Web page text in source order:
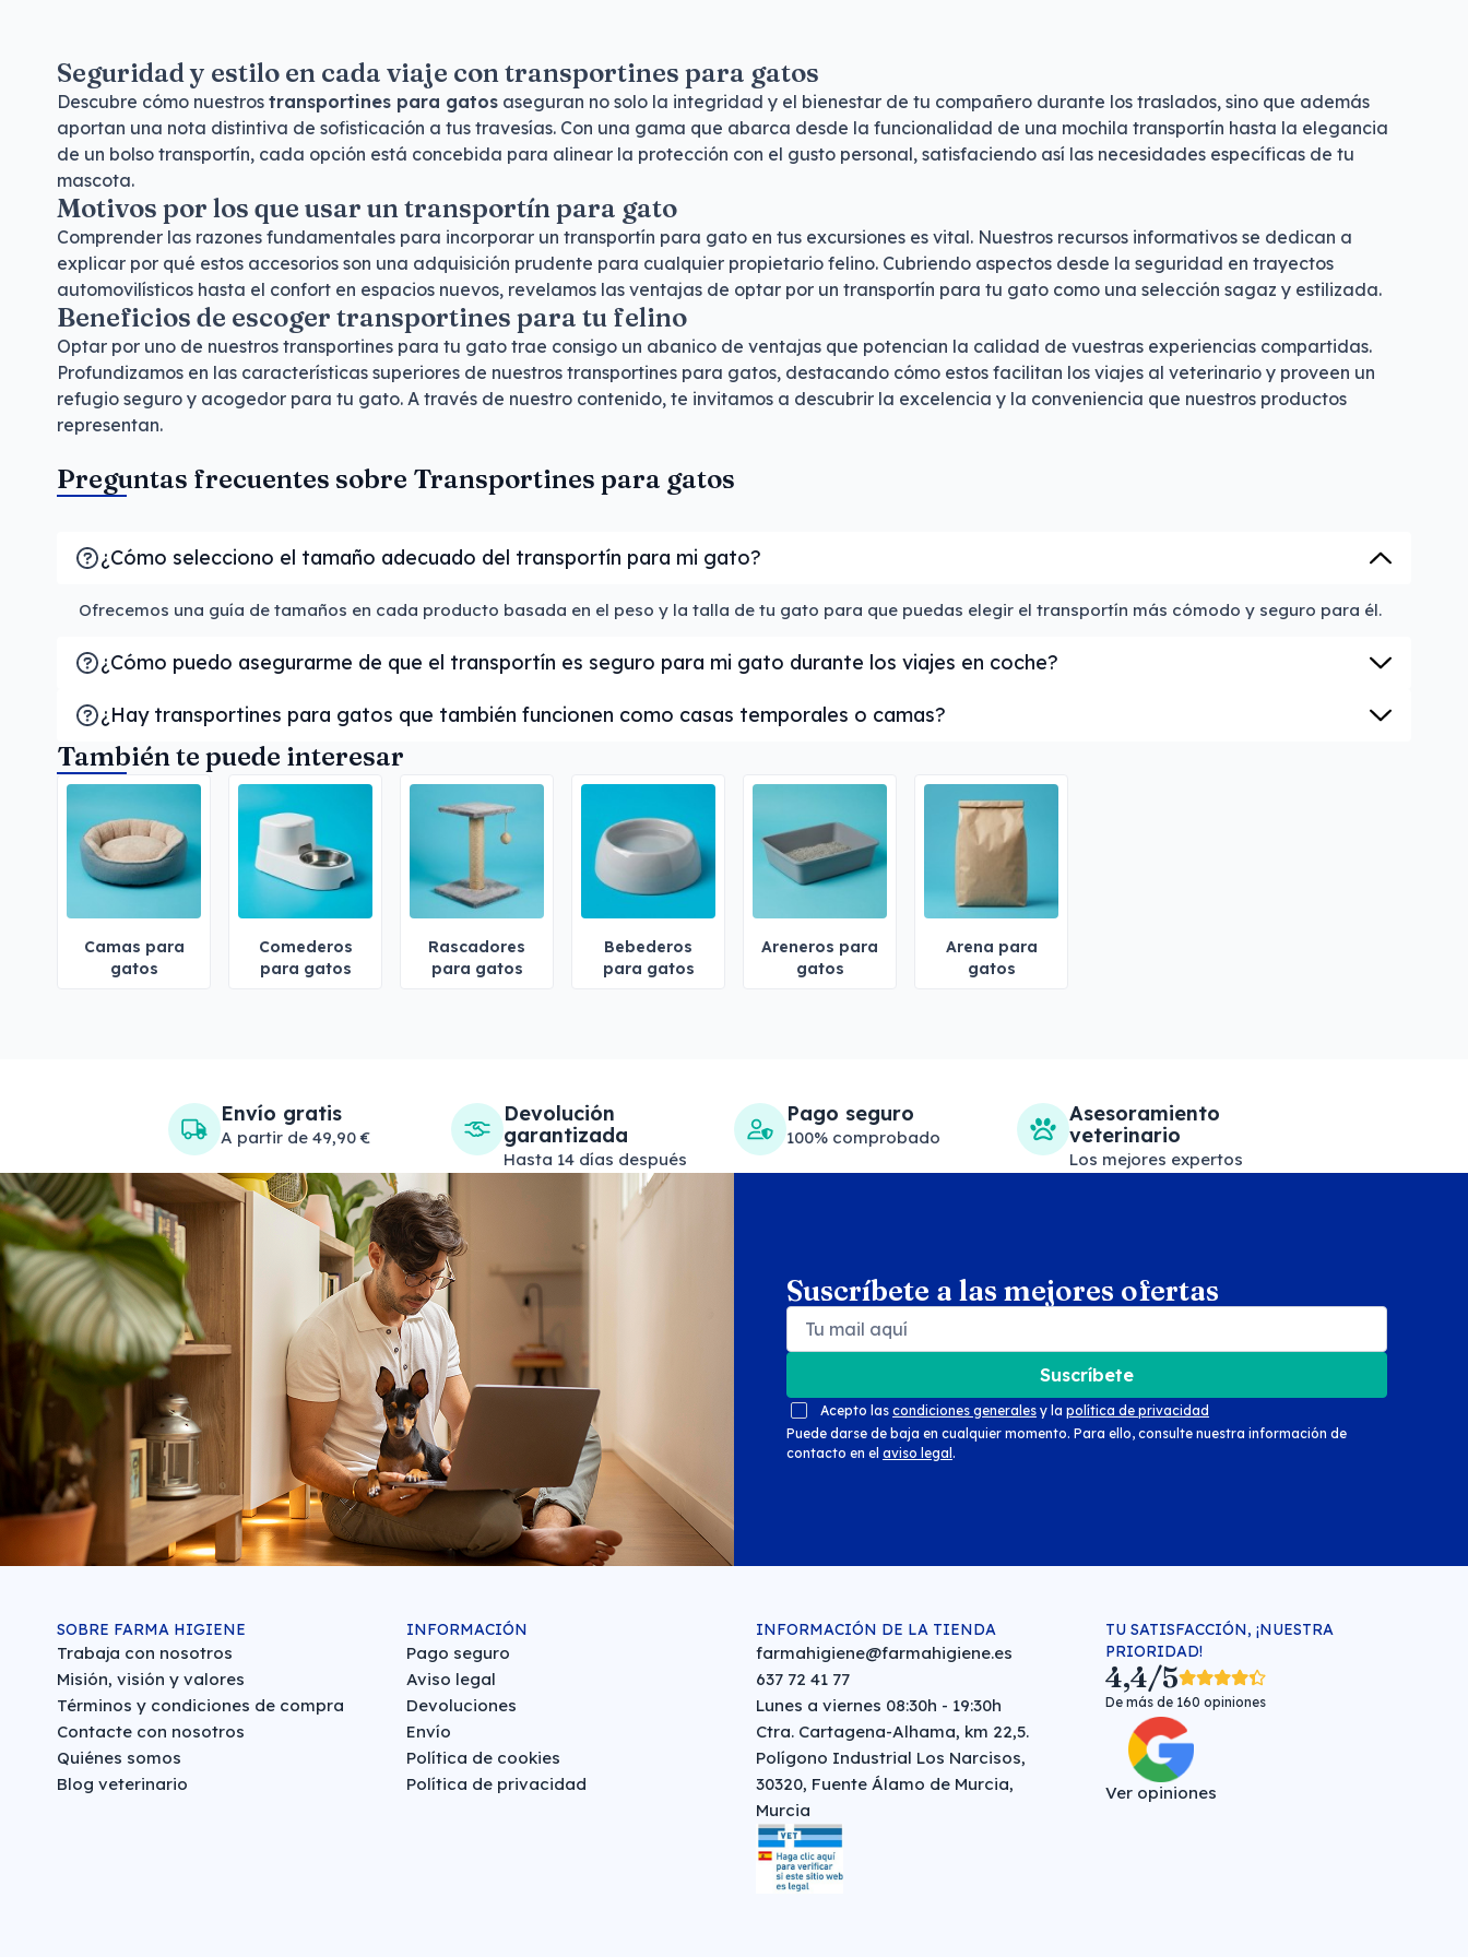
Seguridad y estilo en cada viaje con transportines para gatos
Descubre cómo nuestros transportines para gatos aseguran no solo la integridad y el bienestar de tu compañero durante los traslados, sino que además
aportan una nota distintiva de sofisticación a tus travesías. Con una gama que abarca desde la funcionalidad de una mochila transportín hasta la elegancia
de un bolso transportín, cada opción está concebida para alinear la protección con el gusto personal, satisfaciendo así las necesidades específicas de tu
mascota.
Motivos por los que usar un transportín para gato
Comprender las razones fundamentales para incorporar un transportín para gato en tus excursiones es vital. Nuestros recursos informativos se dedican a
explicar por qué estos accesorios son una adquisición prudente para cualquier propietario felino. Cubriendo aspectos desde la seguridad en trayectos
automovilísticos hasta el confort en espacios nuevos, revelamos las ventajas de optar por un transportín para tu gato como una selección sagaz y estilizada.
Beneficios de escoger transportines para tu felino
Optar por uno de nuestros transportines para tu gato trae consigo un abanico de ventajas que potencian la calidad de vuestras experiencias compartidas.
Profundizamos en las características superiores de nuestros transportines para gatos, destacando cómo estos facilitan los viajes al veterinario y proveen un
refugio seguro y acogedor para tu gato. A través de nuestro contenido, te invitamos a descubrir la excelencia y la conveniencia que nuestros productos
representan.
Preguntas frecuentes sobre Transportines para gatos
¿Cómo selecciono el tamaño adecuado del transportín para mi gato?
Ofrecemos una guía de tamaños en cada producto basada en el peso y la talla de tu gato para que puedas elegir el transportín más cómodo y seguro para él.
¿Cómo puedo asegurarme de que el transportín es seguro para mi gato durante los viajes en coche?
¿Hay transportines para gatos que también funcionen como casas temporales o camas?
También te puede interesar
Camas para
gatos
Comederos
para gatos
Rascadores
para gatos
Bebederos
para gatos
Areneros para
gatos
Arena para
gatos
Envío gratis
A partir de 49,90 €
Devolución
garantizada
Hasta 14 días después
Pago seguro
100% comprobado
Asesoramiento
veterinario
Los mejores expertos
Suscríbete a las mejores ofertas
Suscríbete
Acepto las condiciones generales y la política de privacidad
Puede darse de baja en cualquier momento. Para ello, consulte nuestra información de
contacto en el aviso legal .
Search products Search
SOBRE FARMA HIGIENE
Trabaja con nosotros
Misión, visión y valores
Términos y condiciones de compra
Contacte con nosotros
Quiénes somos
Blog veterinario
INFORMACIÓN
Pago seguro
Aviso legal
Devoluciones
Envío
Política de cookies
Política de privacidad
INFORMACIÓN DE LA TIENDA
farmahigiene@farmahigiene.es
637 72 41 77
Lunes a viernes 08:30h - 19:30h
Ctra. Cartagena-Alhama, km 22,5.
Polígono Industrial Los Narcisos,
30320, Fuente Álamo de Murcia,
Murcia
TU SATISFACCIÓN, ¡NUESTRA
PRIORIDAD!
4,4/5
De más de 160 opiniones
Ver opiniones